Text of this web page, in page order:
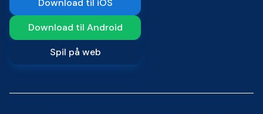
Download til iOS
Download til Android
Spil på web